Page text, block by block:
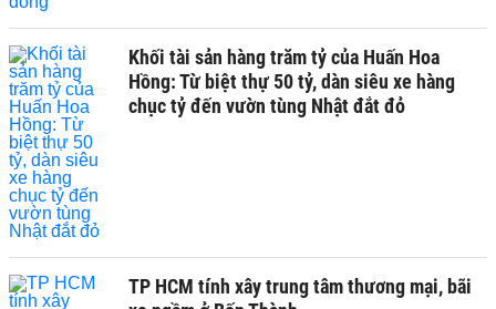
Khối tài sản hàng trăm tỷ của Huấn Hoa
Hồng: Từ biệt thự 50 tỷ, dàn siêu xe hàng
chục tỷ đến vườn tùng Nhật đắt đỏ
TP HCM tính xây trung tâm thương mại, bãi